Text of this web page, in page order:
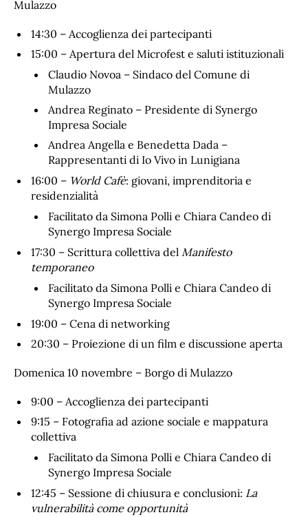
Mulazzo
14:30 – Accoglienza dei partecipanti
15:00 – Apertura del Microfest e saluti istituzionali
Claudio Novoa – Sindaco del Comune di
Mulazzo
Andrea Reginato – Presidente di Synergo
Impresa Sociale
Andrea Angella e Benedetta Dada –
Rappresentanti di Io Vivo in Lunigiana
16:00 – World Cafè: giovani, imprenditoria e
residenzialità
Facilitato da Simona Polli e Chiara Candeo di
Synergo Impresa Sociale
17:30 – Scrittura collettiva del Manifesto
temporaneo
Facilitato da Simona Polli e Chiara Candeo di
Synergo Impresa Sociale
19:00 – Cena di networking
20:30 – Proiezione di un film e discussione aperta
Domenica 10 novembre – Borgo di Mulazzo
9:00 – Accoglienza dei partecipanti
9:15 – Fotografia ad azione sociale e mappatura
collettiva
Facilitato da Simona Polli e Chiara Candeo di
Synergo Impresa Sociale
12:45 – Sessione di chiusura e conclusioni: La
vulnerabilità come opportunità